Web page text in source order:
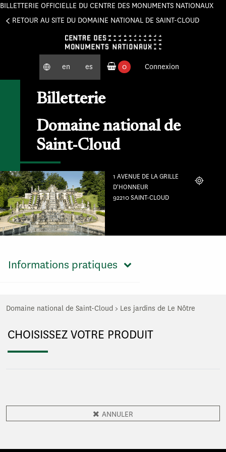
BILLETTERIE OFFICIELLE DU CENTRE DES MONUMENTS NATIONAUX
RETOUR AU SITE DU DOMAINE NATIONAL DE SAINT-CLOUD
en es
0
Connexion
Billetterie
Domaine national de
Saint-Cloud
1 AVENUE DE LA GRILLE
D'HONNEUR
92210 SAINT-CLOUD
Localiser
Informations pratiques
Domaine national de Saint-Cloud > Les jardins de Le Nôtre
CHOISISSEZ VOTRE PRODUIT
ANNULER
Panneau de gestion des cookies